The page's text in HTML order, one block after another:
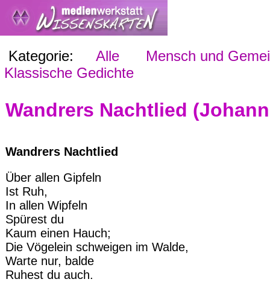
Kategorie: Alle
Mensch und
Klassische Gedichte
Wandrers Nachtlied
Wandrers Nachtlied
Über allen Gipfeln
Ist Ruh,
In allen Wipfeln
Spürest du
Kaum einen Hauch;
Die Vögelein schweigen im Walde,
Warte nur, balde
Ruhest du auch.